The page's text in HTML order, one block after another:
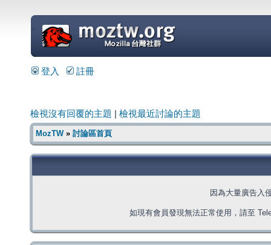
=
登入 註冊
檢視沒有回覆的主題 檢視最近討論的主題
MozTW» 討論區首頁
因為大量廣告入
如現有會員發現無法正常使用，請至